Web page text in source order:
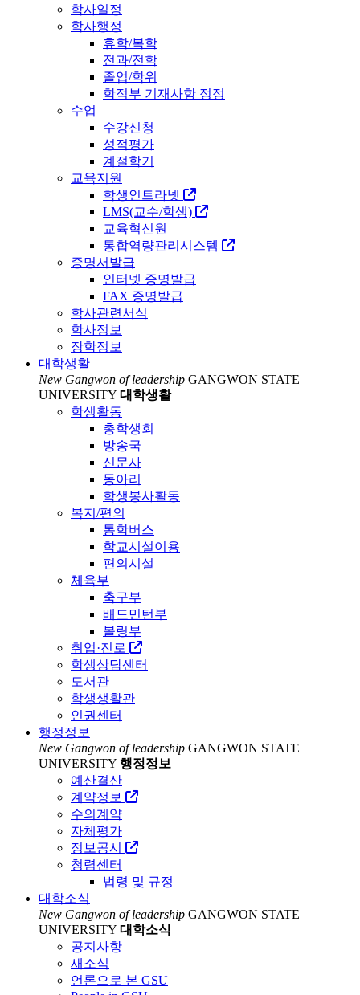
학사일정
학사행정
휴학/복학
전과/전학
졸업/학위
학적부 기재사항 정정
수업
수강신청
성적평가
계절학기
교육지원
학생인트라넷
LMS(교수/학생)
교육혁신원
통합역량관리시스템
증명서발급
인터넷 증명발급
FAX 증명발급
학사관련서식
학사정보
장학정보
대학생활
New Gangwon of leadership GANGWON STATE
UNIVERSITY 대학생활
학생활동
총학생회
방송국
신문사
동아리
학생봉사활동
복지/편의
통학버스
학교시설이용
편의시설
체육부
축구부
배드민턴부
볼링부
취업·진로
학생상담센터
도서관
학생생활관
인권센터
행정정보
New Gangwon of leadership GANGWON STATE
UNIVERSITY 행정정보
예산결산
계약정보
수의계약
자체평가
정보공시
청렴센터
법령 및 규정
대학소식
New Gangwon of leadership GANGWON STATE
UNIVERSITY 대학소식
공지사항
새소식
언론으로 본 GSU